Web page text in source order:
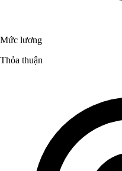
Mức lương
Thỏa thuận